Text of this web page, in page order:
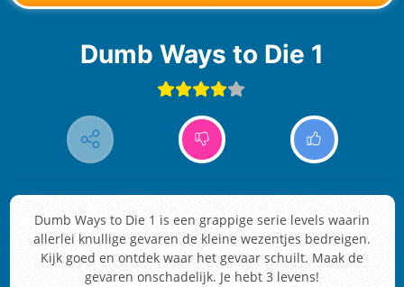
Dumb Ways to Die 1
Dumb Ways to Die 1 is een grappige serie levels waarin
allerlei knullige gevaren de kleine wezentjes bedreigen.
Kijk goed en ontdek waar het gevaar schuilt. Maak de
gevaren onschadelijk. Je hebt 3 levens!